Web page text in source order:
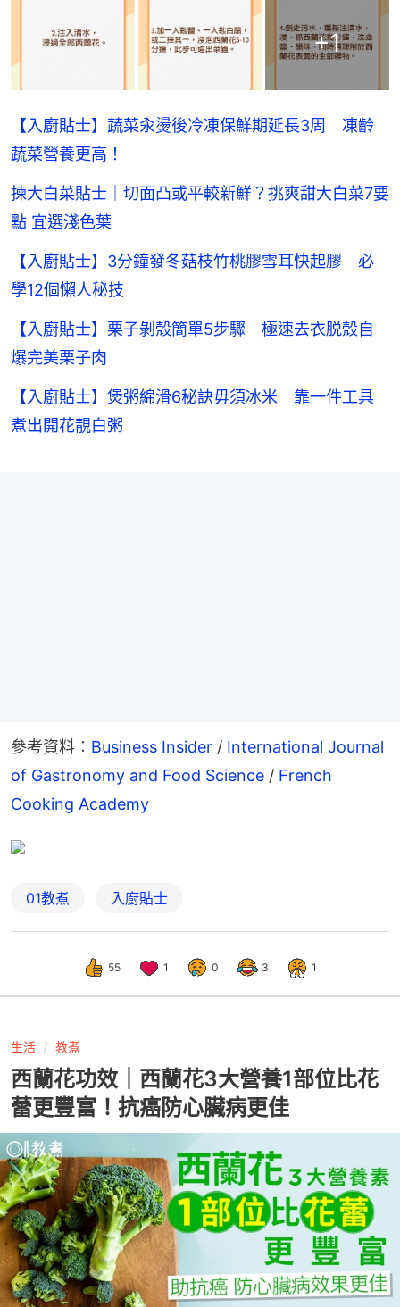
+1
【入廚貼士】蔬菜汆燙後冷凍保鮮期延長3周 凍齡
蔬菜營養更高！
揀大白菜貼士｜切面凸或平較新鮮？挑爽甜大白菜7要
點 宜選淺色葉
【入廚貼士】3分鐘發冬菇枝竹桃膠雪耳快起膠 必
學12個懶人秘技
【入廚貼士】栗子剝殼簡單5步驟 極速去衣脱殼自
爆完美栗子肉
【入廚貼士】煲粥綿滑6秘訣毋須冰米 靠一件工具
煮出開花靚白粥
參考資料︰ Business Insider / International Journal
of Gastronomy and Food Science / French
Cooking Academy
01教煮 入廚貼士
55 1 0 3 1
生活 教煮
西蘭花功效｜西蘭花3大營養1部位比花
蕾更豐富！抗癌防心臟病更佳